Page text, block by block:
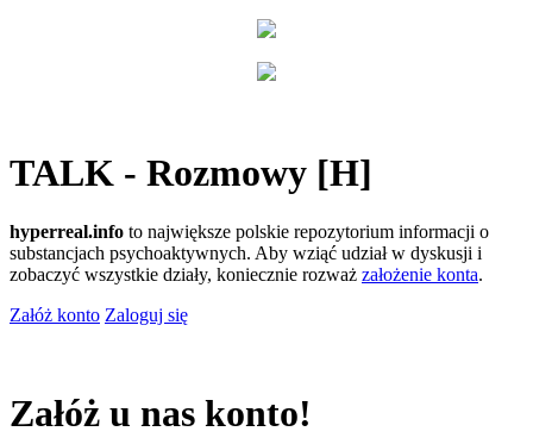
TALK - Rozmowy [H]
hyperreal.info to największe polskie repozytorium informacji o
substancjach psychoaktywnych. Aby wziąć udział w dyskusji i
zobaczyć wszystkie działy, koniecznie rozważ założenie konta.
Załóż konto Zaloguj się
Załóż u nas konto!